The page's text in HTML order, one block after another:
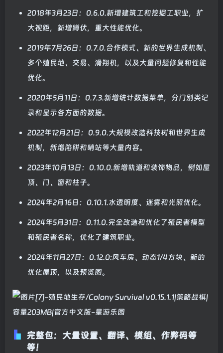
2018年3月23日：0.6.0.新增建筑工和挖掘工职业，扩
大视距，新增蹲伏，重大性能优化。
2019年7月26日：0.7.0.合作模式、新的世界生成机制、
多个殖民地、交易、滑翔机，以及大量问题修复和性能
优化。
2020年5月11日：0.7.3.新增统计数据菜单，分门别类记
录和显示各方面的数据。
2022年12月21日：0.9.0.大规模改造科技树和世界生成
机制，新增陷阱和哨站等大量内容。
2023年10月13日：0.10.0.新增轨道和装饰物品，例如屋
顶、门、窗和柱子。
2024年2月16日：0.10.1.水透明度、迷雾和光照优化。
2024年5月31日：0.11.0.完全改造和优化了殖民者模型
和殖民者名称，优化了建筑职业。
2024年11月27日：0.12.0:风车房、动态1/4方块、新的
优化屋顶，以及预览图。
完整包：大量设置、翻译、模组、作弊码等
等！